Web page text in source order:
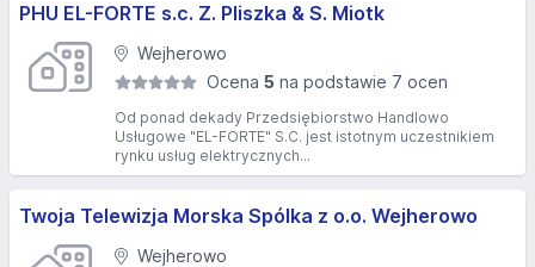
PHU EL-FORTE s.c. Z. Pliszka & S. Miotk
Wejherowo
Ocena 5 na podstawie 7 ocen
Od ponad dekady Przedsiębiorstwo Handlowo
Usługowe "EL-FORTE" S.C. jest istotnym uczestnikiem
rynku usług elektrycznych...
Twoja Telewizja Morska Spólka z o.o. Wejherowo
Wejherowo